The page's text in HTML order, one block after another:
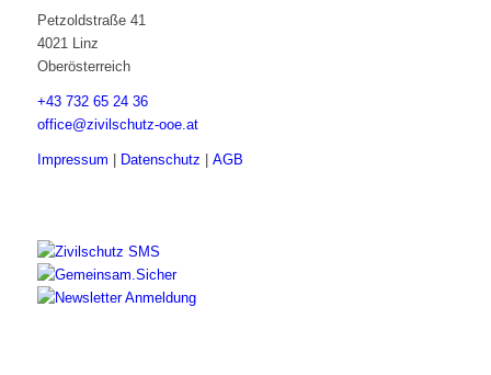
Petzoldstraße 41
4021 Linz
Oberösterreich
+43 732 65 24 36
office@zivilschutz-ooe.at
Impressum Datenschutz AGB